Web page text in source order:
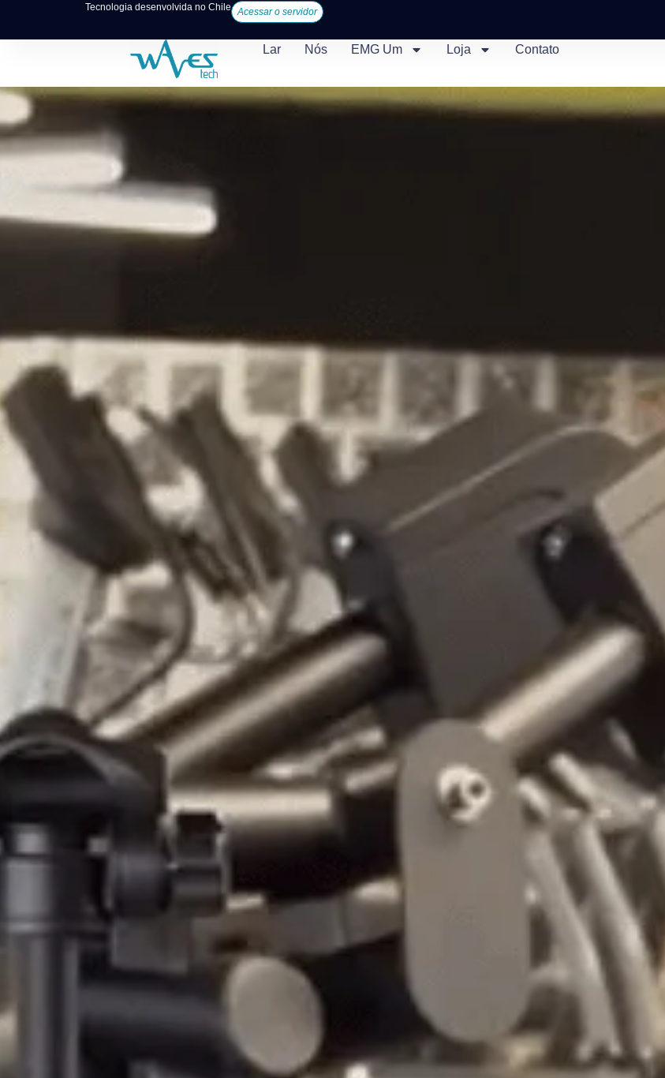
Tecnologia desenvolvida no Chile Acessar o servidor
Lar Nós EMG Um Loja Contato